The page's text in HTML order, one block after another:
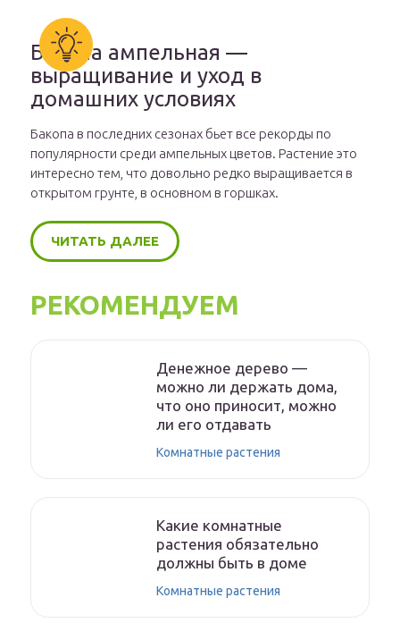
Бакопа ампельная —
выращивание и уход в
домашних условиях
Бакопа в последних сезонах бьет все рекорды по
популярности среди ампельных цветов. Растение это
интересно тем, что довольно редко выращивается в
открытом грунте, в основном в горшках.
ЧИТАТЬ ДАЛЕЕ
РЕКОМЕНДУЕМ
Денежное дерево —
можно ли держать дома,
что оно приносит, можно
ли его отдавать
Комнатные растения
Какие комнатные
растения обязательно
должны быть в доме
Комнатные растения